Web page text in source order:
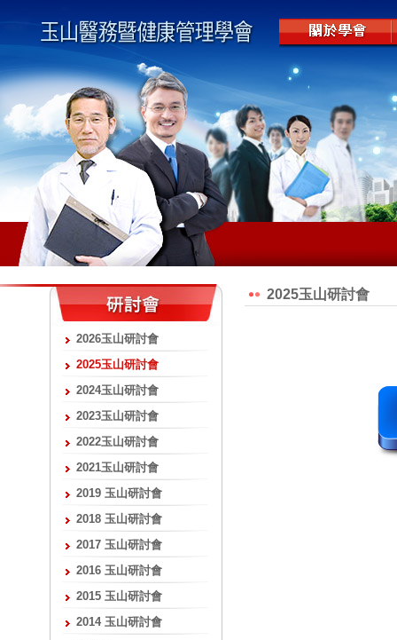
2026玉山研討會
2025玉山研討會
2024玉山研討會
2023玉山研討會
2022玉山研討會
2021玉山研討會
2019 玉山研討會
2018 玉山研討會
2017 玉山研討會
2016 玉山研討會
2015 玉山研討會
2014 玉山研討會
2025玉山研討會